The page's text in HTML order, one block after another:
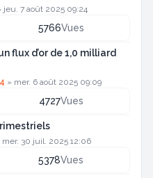
jeu. 7 août 2025 09:24
5766Vues
flux d’or de 1,0 milliard
» mer. 6 août 2025 09:09
4727Vues
mer. 30 juil. 2025 12:06
5378Vues